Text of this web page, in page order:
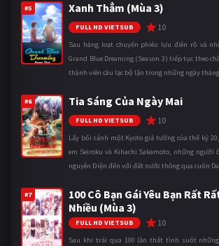
#5 Xanh Thẳm (Mùa 3)
FULL HD VIETSUB 10
Sau hàng loạt chuyến phiêu lưu điên rồ và
Grand Blue Dreaming (Season 3) tiếp tục theo
thành viên câu lạc bộ lặn trong những ngày
#6 Tia Sáng Của Ngày Mai
FULL HD VIETSUB 10
Lấy bối cảnh một Kyoto giả tưởng của thế kỷ
em Seiroku và Kihachi Sakamoto, những người
nguyên Điện đến với đất nước thông qua cuốn
#7
100 Cô Bạn Gái Yêu Bạn Rất
Nhiều (Mùa 3)
FULL HD VIETSUB 10
Sau khi trải qua 100 lần thất tình suốt